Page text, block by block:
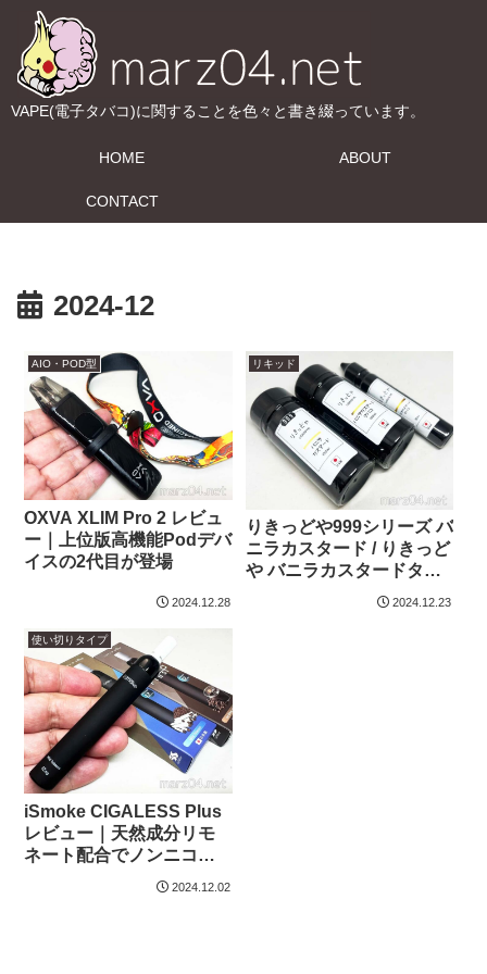
VAPE(電子タバコ)に関することを色々と書き綴っています。
HOME ABOUT
CONTACT
2024-12
AIO・POD型
OXVA XLIM Pro 2 レビュ
ー｜上位版高機能Podデバ
イスの2代目が登場
2024.12.28
リキッド
りきっどや999シリーズ バ
ニラカスタード / りきっど
や バニラカスタードタバ
コ リキッドレビュー｜国
産格安リキッドシリーズ
2024.12.23
使い切りタイプ
iSmoke CIGALESS Plus
レビュー｜天然成分リモ
ネート配合でノンニコチ
ンでも強い吸い応え、容
2024.12.02